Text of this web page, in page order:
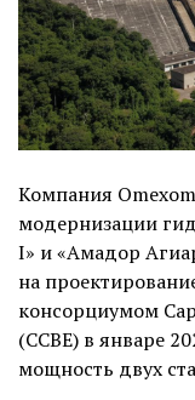
Компания
модернизации
I» и «Амадор
на
консорциумом
(CCBE) в январе
мощность двух